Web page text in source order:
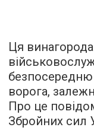
Ця
безпосередню
ворога,
Про це
Збройних сил